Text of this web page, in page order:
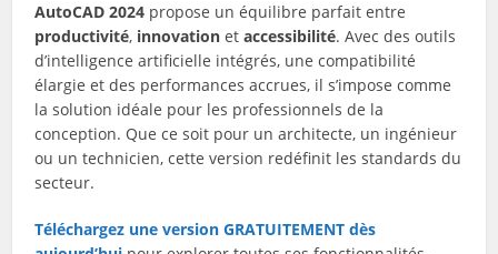
AutoCAD 2024 propose un équilibre parfait entre
productivité, innovation etaccessibilité. Avec des outils
d’intelligence artificielle intégrés, une compatibilité
élargie et des performances accrues, il s’impose comme
la solution idéale pour les professionnels de la
conception. Que ce soit pour un architecte, un ingénieur
ou un technicien, cette version redéfinit les standards du
secteur.
Téléchargez une version GRATUITEMENT dès